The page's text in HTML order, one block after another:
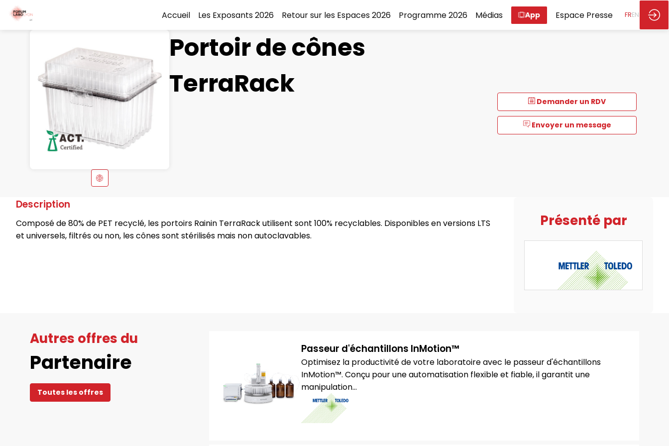
Accueil Les Exposants 2026 Retour sur les Espaces 2026 Programme 2026 Médias App Espace Presse FREN
Demander un RDV
Envoyer un message
Portoir de cônes
TerraRack
Description
Composé de 80% de PET recyclé, les portoirs Rainin TerraRack utilisent sont 100% recyclables. Disponibles en versions LTS
et universels, filtrés ou non, les cônes sont stérilisés mais non autoclavables.
Présenté par
Autres offres du
Partenaire
Toutes les offres
Passeur d'échantillons InMotion™
Optimisez la productivité de votre laboratoire avec le passeur d'échantillons
InMotion™. Conçu pour une automatisation flexible et fiable, il garantit une
manipulation...